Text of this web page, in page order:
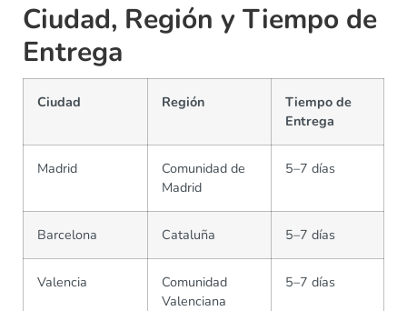
Ciudad, Región y Tiempo de
Entrega
Ciudad Región
Tiempo de
Entrega
Madrid
Comunidad de
Madrid
5–7 días
Barcelona Cataluña 5–7 días
Valencia
Comunidad
Valenciana
5–7 días